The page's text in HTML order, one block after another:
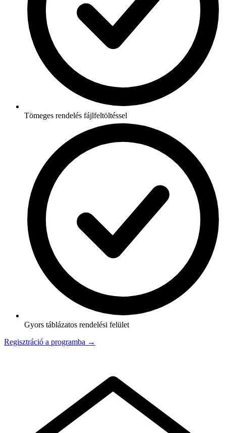
Tömeges rendelés fájlfeltöltéssel
Gyors táblázatos rendelési felület
Regisztráció a programba →